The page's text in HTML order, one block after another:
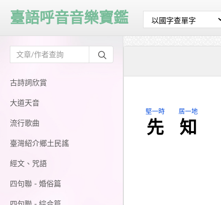
古詩詞欣賞
大道天音
流行歌曲
臺灣紹介鄉土民謠
經文、咒語
四句聯 - 婚俗篇
臺語呼音音樂寶鑑
堅一時
先
居一地
知